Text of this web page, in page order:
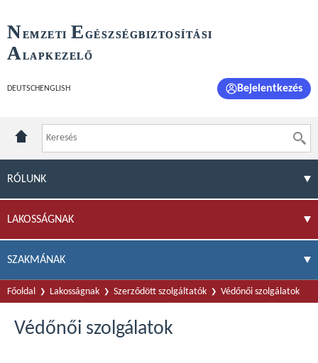
NEMZETI E GÉSZSÉGBIZTOSÍTÁSI
ALAPKEZELŐ
DEUTSCH ENGLISH Bejelentkezés
RÓLUNK
LAKOSSÁGNAK
SZAKMÁNAK
Főoldal Lakosságnak Szerződött szolgáltatók Védőnői szolgálatok
Védőnői szolgálatok